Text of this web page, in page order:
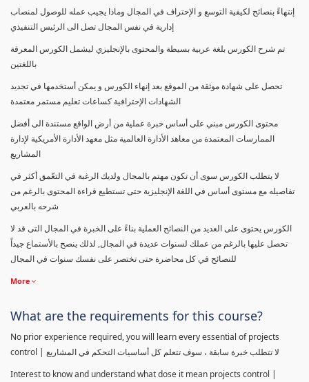
إنتهاءً بنصائح لكيفية التوسع و الإحتراف في المجال وماذا يجيب عمله للوصول لمنصاب
إدارية في نفس المجال تصل الى الرئيس التنفيذي
تم شرح الكورس بلغة عربية بسيطة والمحتوى بالإنجليزي ليشمل الكورس المعرفة
باللغتين
تحصل على شهادة موثقة من الموقع بعد إنهاء الكورس و يمكن أستخدمها في تجديد
الشهادات الإحترافية كساعات تعليم مستمر معتمدة
محتوى الكورس مبني على أساس خبرة عملية من أرض الواقع مستندة الى أفضل
الممارسات المعتمدة من معاهد الأدارة العالمية مثل معهد الأدارة الأمريكية لإدارة
المشاريع
لا يتطلب الكورس سوى أن تكون مهتم بالمجال ولديك الرغبة في التعّمق أكثر في
تفاصيله مع مستوى أساس في اللغة الإنجليزية حتى تستطيع قراءة المحتوى بالرغم من
شرحه بالعربي
الكورس يحتوى على العديد من النصائح العملية بناءً على الخبرة في المجال التى قد لا
تحصل عليها بالرغم من عملك لسنوات عديدة في المجال, لذلك ينصح بالأستماع جيداً
للنصائح في كل محاضرة حتى تختصر على نفسك سنوات في المجال
More
What are the requirements for this course?
No prior experience required, you will learn every essential of projects
control | لا تتطلب خبرة سابقة ، سوف تتعلم كل أساسيات التحكم في المشاريع
Interest to know and understand what dose it mean projects control |